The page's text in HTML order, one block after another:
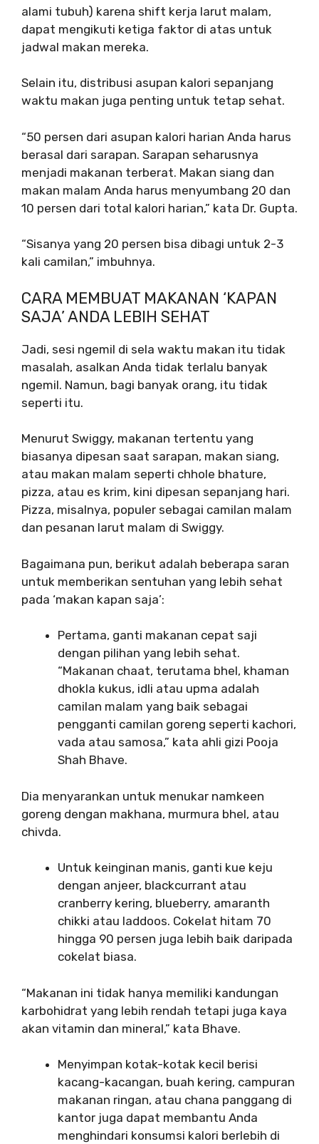
alami tubuh) karena shift kerja larut malam,
dapat mengikuti ketiga faktor di atas untuk
jadwal makan mereka.
Selain itu, distribusi asupan kalori sepanjang
waktu makan juga penting untuk tetap sehat.
“50 persen dari asupan kalori harian Anda harus
berasal dari sarapan. Sarapan seharusnya
menjadi makanan terberat. Makan siang dan
makan malam Anda harus menyumbang 20 dan
10 persen dari total kalori harian,” kata Dr. Gupta.
“Sisanya yang 20 persen bisa dibagi untuk 2-3
kali camilan,” imbuhnya.
CARA MEMBUAT MAKANAN ‘KAPAN
SAJA’ ANDA LEBIH SEHAT
Jadi, sesi ngemil di sela waktu makan itu tidak
masalah, asalkan Anda tidak terlalu banyak
ngemil. Namun, bagi banyak orang, itu tidak
seperti itu.
Menurut Swiggy, makanan tertentu yang
biasanya dipesan saat sarapan, makan siang,
atau makan malam seperti chhole bhature,
pizza, atau es krim, kini dipesan sepanjang hari.
Pizza, misalnya, populer sebagai camilan malam
dan pesanan larut malam di Swiggy.
Bagaimana pun, berikut adalah beberapa saran
untuk memberikan sentuhan yang lebih sehat
pada ‘makan kapan saja’:
Pertama, ganti makanan cepat saji
dengan pilihan yang lebih sehat.
“Makanan chaat, terutama bhel, khaman
dhokla kukus, idli atau upma adalah
camilan malam yang baik sebagai
pengganti camilan goreng seperti kachori,
vada atau samosa,” kata ahli gizi Pooja
Shah Bhave.
Dia menyarankan untuk menukar namkeen
goreng dengan makhana, murmura bhel, atau
chivda.
Untuk keinginan manis, ganti kue keju
dengan anjeer, blackcurrant atau
cranberry kering, blueberry, amaranth
chikki atau laddoos. Cokelat hitam 70
hingga 90 persen juga lebih baik daripada
cokelat biasa.
“Makanan ini tidak hanya memiliki kandungan
karbohidrat yang lebih rendah tetapi juga kaya
akan vitamin dan mineral,” kata Bhave.
Menyimpan kotak-kotak kecil berisi
kacang-kacangan, buah kering, campuran
makanan ringan, atau chana panggang di
kantor juga dapat membantu Anda
menghindari konsumsi kalori berlebih di